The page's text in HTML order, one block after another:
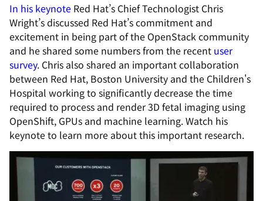
In his keynote Red Hat’s Chief Technologist Chris
Wright’s discussed Red Hat’s commitment and
excitement in being part of the OpenStack community
and he shared some numbers from the recent user
survey. Chris also shared an important collaboration
between Red Hat, Boston University and the Children's
Hospital working to significantly decrease the time
required to process and render 3D fetal imaging using
OpenShift, GPUs and machine learning. Watch his
keynoteto learn more about this important research.